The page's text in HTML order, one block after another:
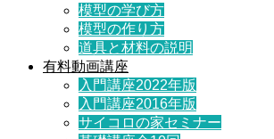
模型の学び方
模型の作り方
道具と材料の説明
有料動画講座
入門講座2022年版
入門講座2016年版
サイコロの家セミナー